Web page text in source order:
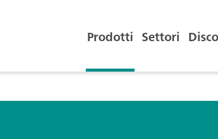
Prodotti Settori